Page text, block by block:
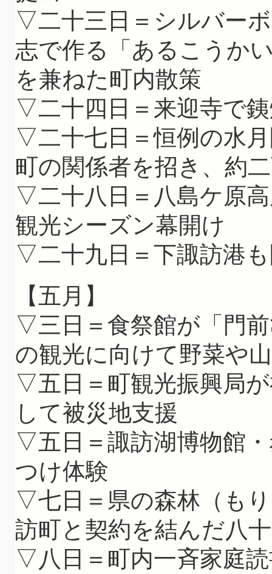
▽二十三日＝シルバー
志で作る「あるこうか
を兼ねた町内散策
▽二十四日＝来迎寺で
▽二十七日＝恒例の水
町の関係者を招き、約
▽二十八日＝八島ケ原
観光シーズン幕開け
▽二十九日＝下諏訪港
【五月】
▽三日＝食祭館が「門
の観光に向けて野菜や
▽五日＝町観光振興局
して被災地支援
▽五日＝諏訪湖博物館
つけ体験
▽七日＝県の森林（も
訪町と契約を結んだ八
▽八日＝町内一斉家庭